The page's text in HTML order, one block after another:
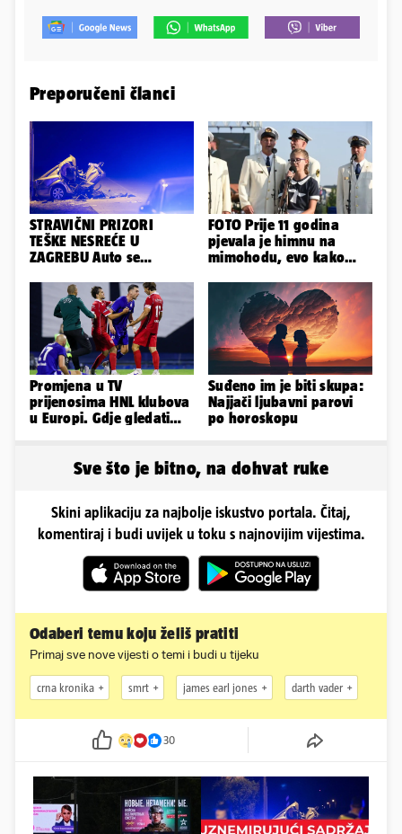
Preporučeni članci
STRAVIČNI PRIZORI
TEŠKE NESREĆE U
ZAGREBU Auto se
poginuo
FOTO Prije 11 godina
pjevala je himnu na
mimohodu, evo kako
Negovetić
Promjena u TV
prijenosima HNL klubova
u Europi. Gdje gledati
Suđeno im je biti skupa:
Najjači ljubavni parovi
po horoskopu
Sve što je bitno, na dohvat ruke
Skini aplikaciju za najbolje iskustvo portala. Čitaj,
komentiraj i budi uvijek u toku s najnovijim vijestima.
Odaberi temu koju želiš pratiti
Primaj sve nove vijesti o temi i budi u tijeku
crna kronika smrt james earl jones darth vader
30